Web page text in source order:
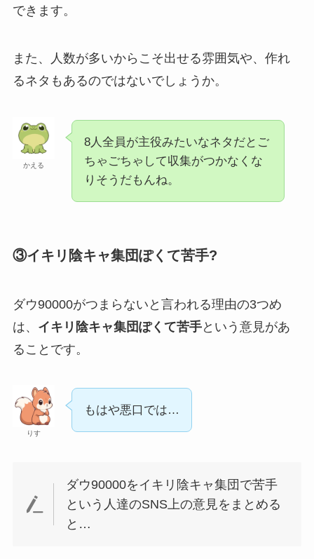
できます。
また、人数が多いからこそ出せる雰囲気や、作れ
るネタもあるのではないでしょうか。
かえる
8人全員が主役みたいなネタだとご
ちゃごちゃして収集がつかなくな
りそうだもんね。
③イキリ陰キャ集団ぽくて苦手?
ダウ90000がつまらないと言われる理由の3つめ
は、 イキリ陰キャ集団ぽくて苦手という意見があ
ることです。
りす
もはや悪口では…
ダウ90000をイキリ陰キャ集団で苦手
という人達のSNS上の意見をまとめる
と…